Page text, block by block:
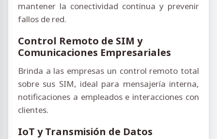
mantener la conectividad continua y prevenir
fallos de red.
Control Remoto de SIM y
Comunicaciones Empresariales
Brinda a las empresas un control remoto total
sobre sus SIM, ideal para mensajería interna,
notificaciones a empleados e interacciones con
clientes.
IoT y Transmisión de Datos